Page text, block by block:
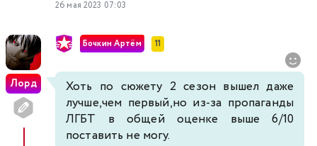
26 мая 2023 07:03
Лорд
Бочкин Артём 11
Хоть по сюжету 2 сезон вышел даже
лучше,чем первый,но из-за пропаганды
ЛГБТ в общей оценке выше 6/10
поставить не могу.